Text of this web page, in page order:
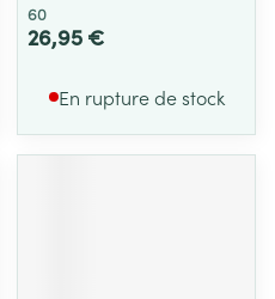
60
26,95 €
En rupture de stock